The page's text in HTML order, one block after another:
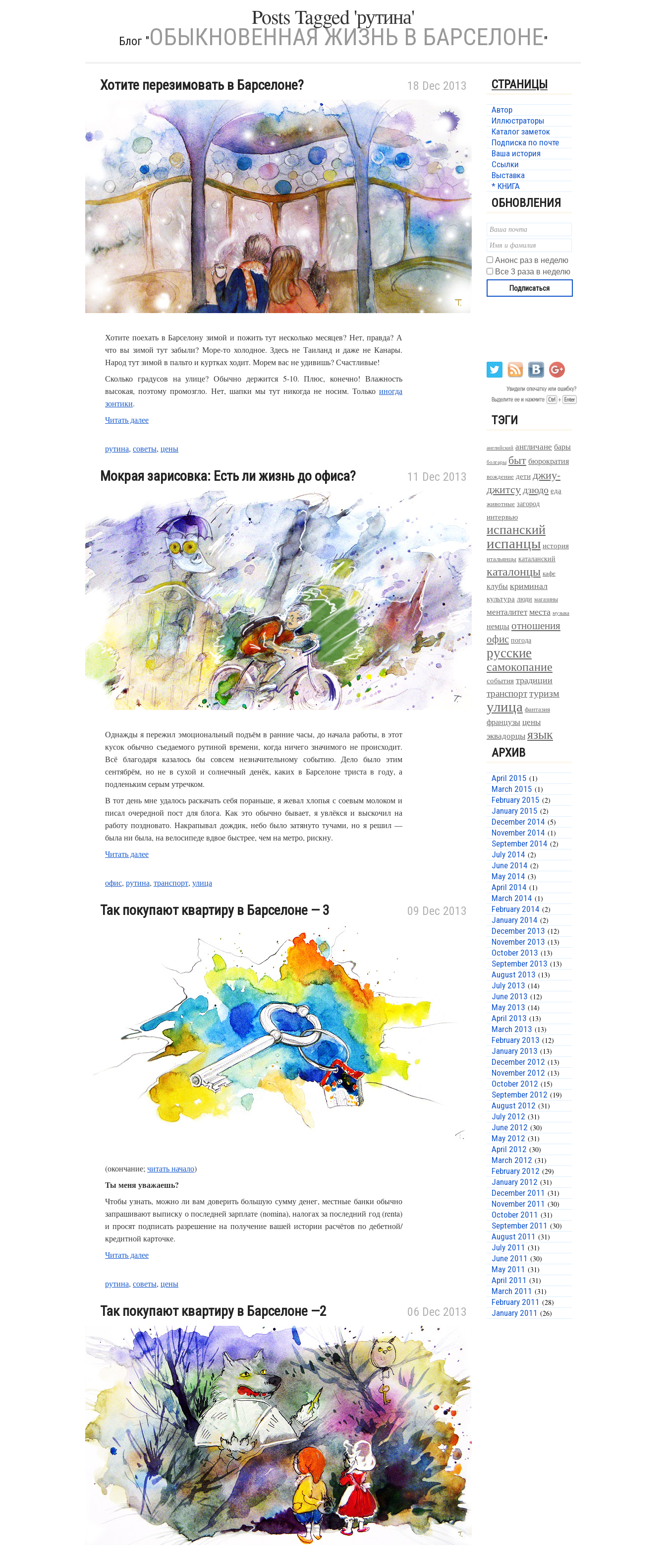
Posts Tagged 'рутина'
Блог "ОБЫКНОВЕННАЯ ЖИЗНЬ В БАРСЕЛОНЕ"
Хотите перезимовать в Барселоне? 18 Dec 2013
Хотите поехать в Барселону зимой и пожить тут несколько месяцев? Нет, правда? А
что вы зимой тут забыли? Море-то холодное. Здесь не Таиланд и даже не Канары.
Народ тут зимой в пальто и куртках ходит. Морем вас не удивишь? Счастливые!
Сколько градусов на улице? Обычно держится 5-10. Плюс, конечно! Влажность
высокая, поэтому промозгло. Нет, шапки мы тут никогда не носим. Только иногда
зонтики.
Читать далее
рутина, советы, цены
Мокрая зарисовка: Есть ли жизнь до офиса? 11 Dec 2013
Однажды я пережил эмоциональный подъём в ранние часы, до начала работы, в этот
кусок обычно съедаемого рутиной времени, когда ничего значимого не происходит.
Всё благодаря казалось бы совсем незначительному событию. Дело было этим
сентябрём, но не в сухой и солнечный денёк, каких в Барселоне триста в году, а
подленьким серым утречком.
В тот день мне удалось раскачать себя пораньше, я жевал хлопья с соевым молоком и
писал очередной пост для блога. Как это обычно бывает, я увлёкся и выскочил на
работу поздновато. Накрапывал дождик, небо было затянуто тучами, но я решил —
была ни была, на велосипеде вдвое быстрее, чем на метро, рискну.
Читать далее
офис, рутина, транспорт, улица
Так покупают квартиру в Барселоне — 3 09 Dec 2013
(окончание; читать начало)
Ты меня уважаешь?
Чтобы узнать, можно ли вам доверить большую сумму денег, местные банки обычно
запрашивают выписку о последней зарплате (nomina), налогах за последний год (renta)
и просят подписать разрешение на получение вашей истории расчётов по дебетной/
кредитной карточке.
Читать далее
рутина, советы, цены
Так покупают квартиру в Барселоне —2 06 Dec 2013
СТРАНИЦЫ
Автор
Иллюстраторы
Каталог заметок
Подписка по почте
Ваша история
Ссылки
Выставка
* КНИГА
ОБНОВЛЕНИЯ
Анонс раз в неделю
Все 3 раза в неделю
ТЭГИ
английский англичане бары
болгары бытбюрократия
вождение дети джиу-
джитсудзюдо еда
животные загород
интервью
испанский
испанцы история
итальянцы каталанский
каталонцы кафе
клубы криминал
культура люди магазины
менталитетместа музыка
немцы отношения
офис погода
русские
самокопание
события традиции
транспорттуризм
улица фантазия
французы цены
эквадорцыязык
АРХИВ
April 2015 (1)
March 2015 (1)
February 2015 (2)
January 2015 (2)
December 2014 (5)
November 2014 (1)
September 2014 (2)
July 2014 (2)
June 2014 (2)
May 2014 (3)
April 2014 (1)
March 2014 (1)
February 2014 (2)
January 2014 (2)
December 2013 (12)
November 2013 (13)
October 2013 (13)
September 2013 (13)
August 2013 (13)
July 2013 (14)
June 2013 (12)
May 2013 (14)
April 2013 (13)
March 2013 (13)
February 2013 (12)
January 2013 (13)
December 2012 (13)
November 2012 (13)
October 2012 (15)
September 2012 (19)
August 2012 (31)
July 2012 (31)
June 2012 (30)
May 2012 (31)
April 2012 (30)
March 2012 (31)
February 2012 (29)
January 2012 (31)
December 2011 (31)
November 2011 (30)
October 2011 (31)
September 2011 (30)
August 2011 (31)
July 2011 (31)
June 2011 (30)
May 2011 (31)
April 2011 (31)
March 2011 (31)
February 2011 (28)
January 2011 (26)